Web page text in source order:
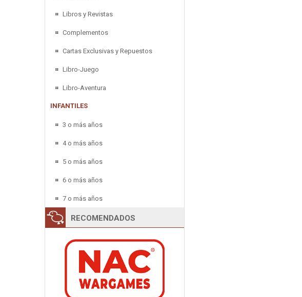
Libros y Revistas
Complementos
Cartas Exclusivas y Repuestos
Libro-Juego
Libro-Aventura
INFANTILES
3 o más años
4 o más años
5 o más años
6 o más años
7 o más años
RECOMENDADOS